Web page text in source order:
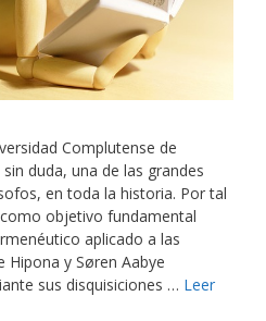
Complutense de
duda, una de las grandes
en toda la historia. Por tal
objetivo fundamental
aplicado a las
Hipona y Søren Aabye
sus disquisiciones … Leer